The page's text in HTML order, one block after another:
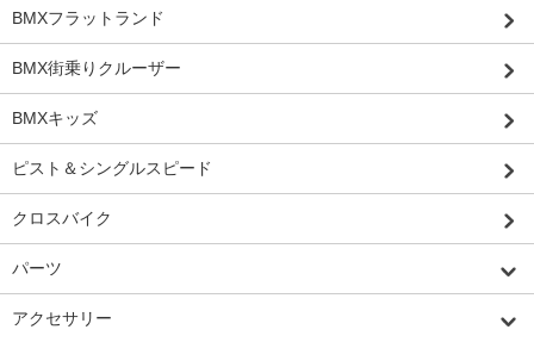
BMXフラットランド
BMX街乗りクルーザー
BMXキッズ
ピスト＆シングルスピード
クロスバイク
パーツ
アクセサリー